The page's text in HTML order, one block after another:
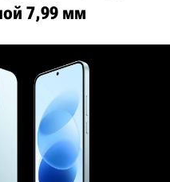
7,99 мм